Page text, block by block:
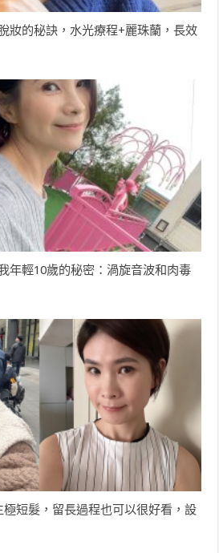
妝的秘訣，水光療程+麗珠蘭，長效
年輕10歲的秘密：渦旋音波和肉毒
短髮，留長過程也可以很好看，設